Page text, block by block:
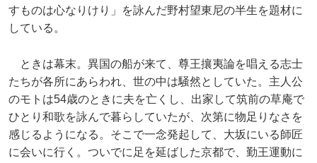
すものは心なりけり」を詠んだ野村望東尼の半生を題材に
している。
ときは幕末。異国の船が来て、尊王攘夷論を唱える志士
たちが各所にあらわれ、世の中は騒然としていた。主人公
のモトは54歳のときに夫を亡くし、出家して筑前の草庵で
ひとり和歌を詠んで暮らしていたが、次第に物足りなさを
感じるようになる。そこで一念発起して、大坂にいる師匠
に会いに行く。ついでに足を延ばした京都で、勤王運動に